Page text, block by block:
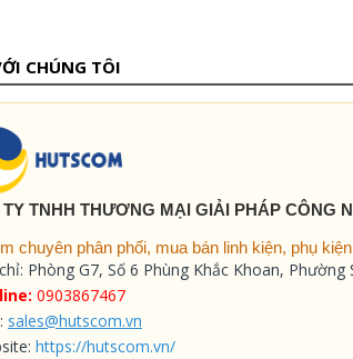
CHÚNG TÔI
TNHH THƯƠNG MẠI GIẢI PHÁP CÔNG
chuyên phân phối, mua bán linh kiện, phụ
Phòng G7, Số 6 Phùng Khắc Khoan, Phường
0903867467
sales@hutscom.vn
https://hutscom.vn/